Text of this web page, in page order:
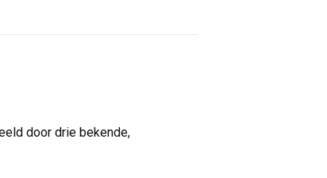
door drie bekende,